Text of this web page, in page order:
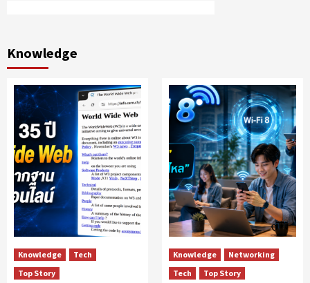
Knowledge
Knowledge
Tech
Top Story
Knowledge
Networking
Tech
Top Story